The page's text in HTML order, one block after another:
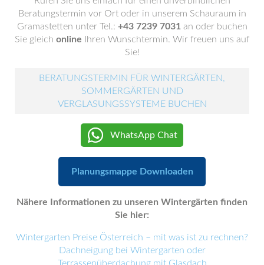
Beratungstermin vor Ort oder in unserem Schauraum in
Gramastetten unter Tel.: +43 7239 7031 an oder buchen
Sie gleich online Ihren Wunschtermin. Wir freuen uns auf
Sie!
BERATUNGSTERMIN FÜR WINTERGÄRTEN,
SOMMERGÄRTEN UND
VERGLASUNGSSYSTEME BUCHEN
WhatsApp Chat
Planungsmappe Downloaden
Nähere Informationen zu unseren Wintergärten finden
Sie hier:
Wintergarten Preise Österreich – mit was ist zu rechnen?
Dachneigung bei Wintergarten oder